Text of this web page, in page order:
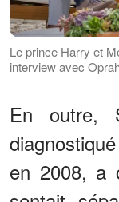
Le prince Harry et
interview avec
En outre,
en 2008, a